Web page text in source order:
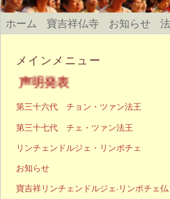
ホーム 寶吉祥仏寺 お知らせ
メインメニュー
表
第三十六代 チョン・ツァン法王
第三十七代 チェ・ツァン法王
リンチェンドルジェ・リンポチェ
お知らせ
寶吉祥リンチェンドルジェ·リンポチェ仏